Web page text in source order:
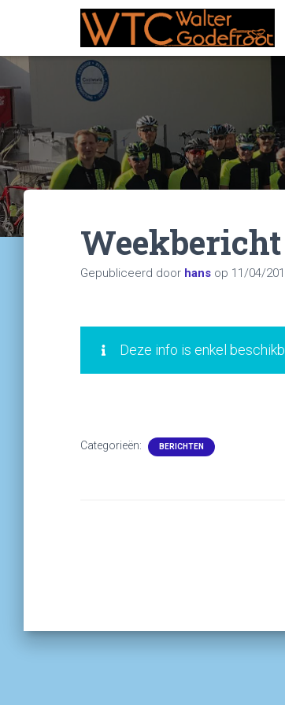
Weekbericht
Gepubliceerd door hans op 11/04/
Deze info is enkel
Categorieën: BERICHTEN